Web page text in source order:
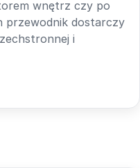
wnętrz czy po
przewodnik dostarczy
i